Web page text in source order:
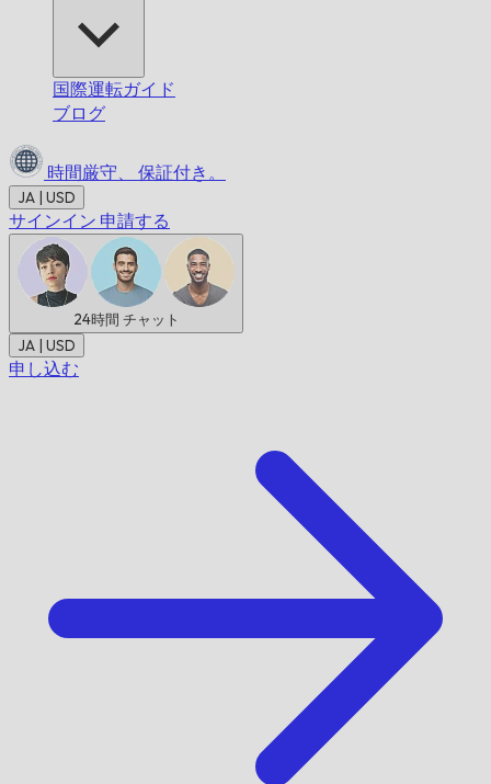
国際運転ガイド
ブログ
時間厳守、 保証付き。
JA | USD
サインイン 申請する
24時間 チャット
JA | USD
申し込む